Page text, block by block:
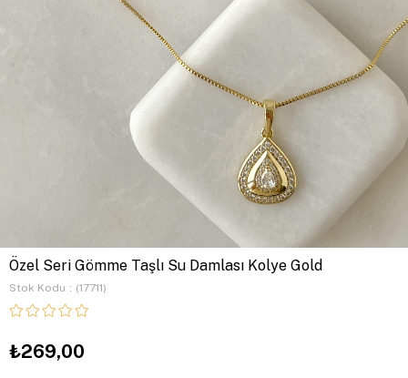
Özel Seri Gömme Taşlı Su Damlası Kolye Gold
Stok Kodu (17711)
₺269,00